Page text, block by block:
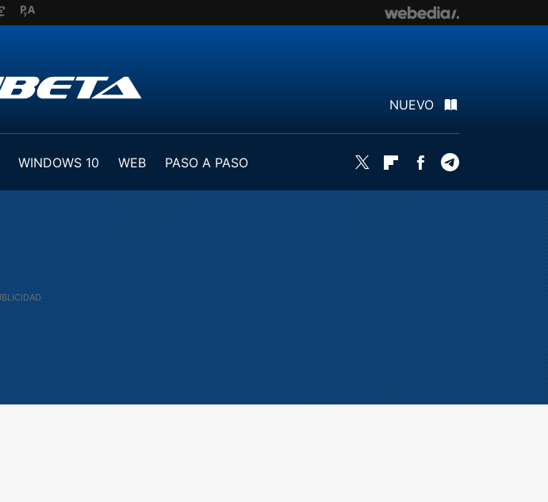
NUEVO
WINDOWS 10 WEB
PASO A PASO
Twitter FlipboardFacebook